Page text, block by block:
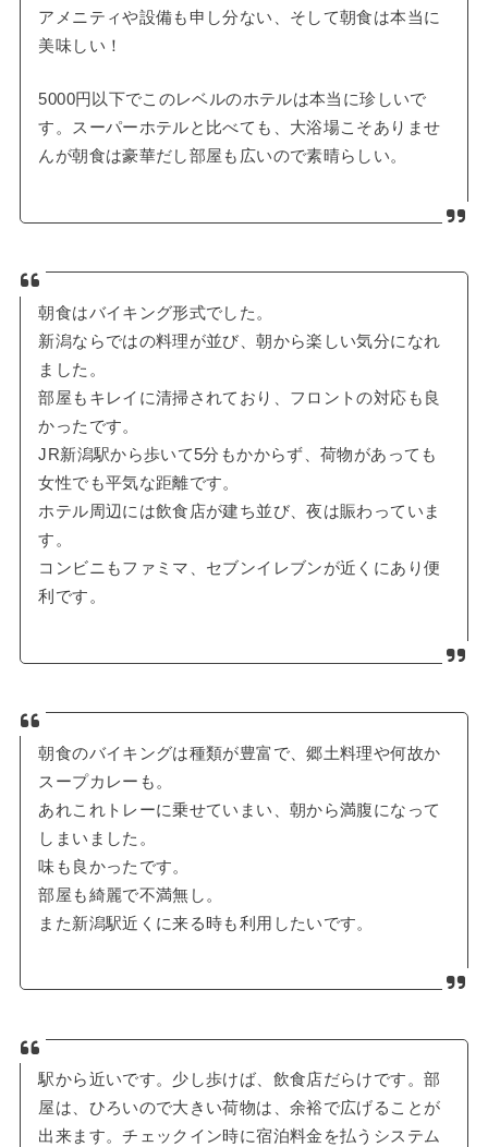
アメニティや設備も申し分ない、そして朝食は本当に
美味しい！
5000円以下でこのレベルのホテルは本当に珍しいで
す。スーパーホテルと比べても、大浴場こそありませ
んが朝食は豪華だし部屋も広いので素晴らしい。
朝食はバイキング形式でした。
新潟ならではの料理が並び、朝から楽しい気分になれ
ました。
部屋もキレイに清掃されており、フロントの対応も良
かったです。
JR新潟駅から歩いて5分もかからず、荷物があっても
女性でも平気な距離です。
ホテル周辺には飲食店が建ち並び、夜は賑わっていま
す。
コンビニもファミマ、セブンイレブンが近くにあり便
利です。
朝食のバイキングは種類が豊富で、郷土料理や何故か
スープカレーも。
あれこれトレーに乗せていまい、朝から満腹になって
しまいました。
味も良かったです。
部屋も綺麗で不満無し。
また新潟駅近くに来る時も利用したいです。
駅から近いです。少し歩けば、飲食店だらけです。部
屋は、ひろいので大きい荷物は、余裕で広げることが
出来ます。チェックイン時に宿泊料金を払うシステム